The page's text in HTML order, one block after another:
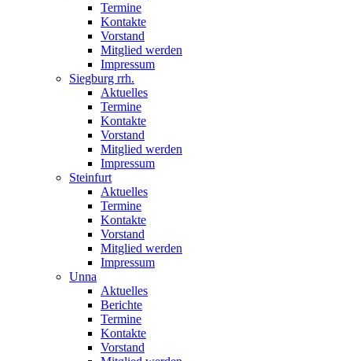
Termine
Kontakte
Vorstand
Mitglied werden
Impressum
Siegburg rrh.
Aktuelles
Termine
Kontakte
Vorstand
Mitglied werden
Impressum
Steinfurt
Aktuelles
Termine
Kontakte
Vorstand
Mitglied werden
Impressum
Unna
Aktuelles
Berichte
Termine
Kontakte
Vorstand